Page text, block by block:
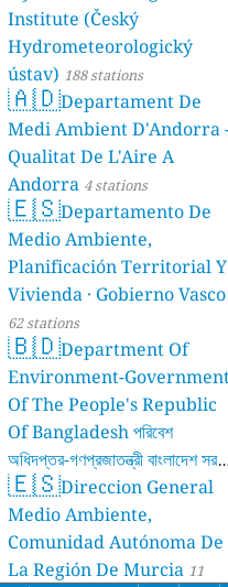
Institute (Český
Hydrometeorologický
ústav) 188 stations
🇦🇩Departament De
Medi Ambient D'Andorra
Qualitat De L'Aire A
Andorra 4 stations
🇪🇸Departamento De
Medio Ambiente,
Planificación Territorial Y
Vivienda · Gobierno Vasco
62 stations
🇧🇩Department Of
Environment-
Of The People's Republic
Of Bangladesh পরিবেশ
অধিদপ্তর-গণপ্রজাতন্ত্রী বাংলাদেশ সরকার
17 stations
🇪🇸Direccion General
Medio Ambiente,
Comunidad Autónoma De
La Región De Murcia 11